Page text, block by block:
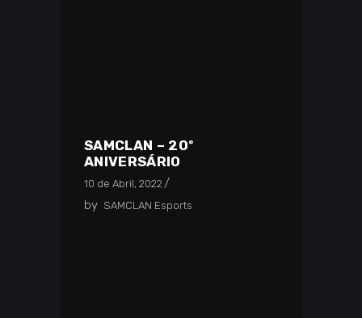
SAMCLAN – 20º
ANIVERSÁRIO
10 de Abril, 2022
by SAMCLAN Esports